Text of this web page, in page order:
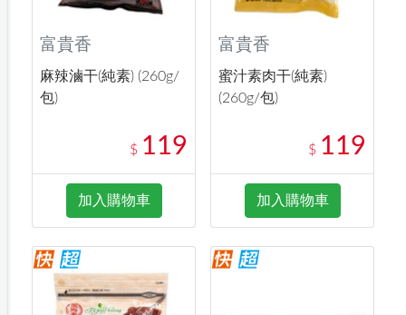
富貴香
麻辣滷干(純素) (260g/
包)
$ 119
加入購物車
富貴香
蜜汁素肉干(純素)
(260g/包)
$ 119
加入購物車